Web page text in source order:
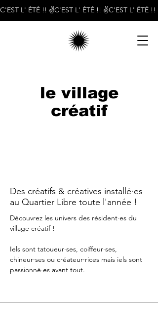
C'EST L' ÉTÉ !! ✌️
le village
créatif
Des créatifs & créatives installé·es
au Quartier Libre toute l'année !
Découvrez les univers des résident·es du
village créatif !
Iels sont tatoueur·ses, coiffeur·ses,
chineur·ses ou créateur·rices mais iels sont
passionné·es avant tout.